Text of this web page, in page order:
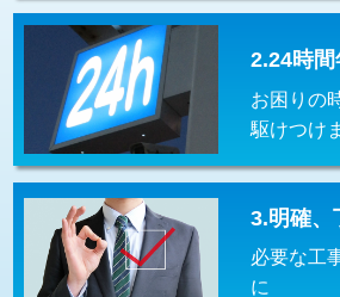
交換・取付(混合水栓（壁付・デッキ
式・ワンホール）)
交換・取付(排水栓・排水トラップ
（P/S/ポップアップ））
交換・取付（その他部品）
持込商品取付（単水栓）
持込商品取付（混合水栓）
2.24時
お困りの
駆けつけ
3.明確、
必要な工
に